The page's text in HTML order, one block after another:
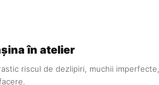
în atelier
riscul de dezlipiri, muchii imperfecte,